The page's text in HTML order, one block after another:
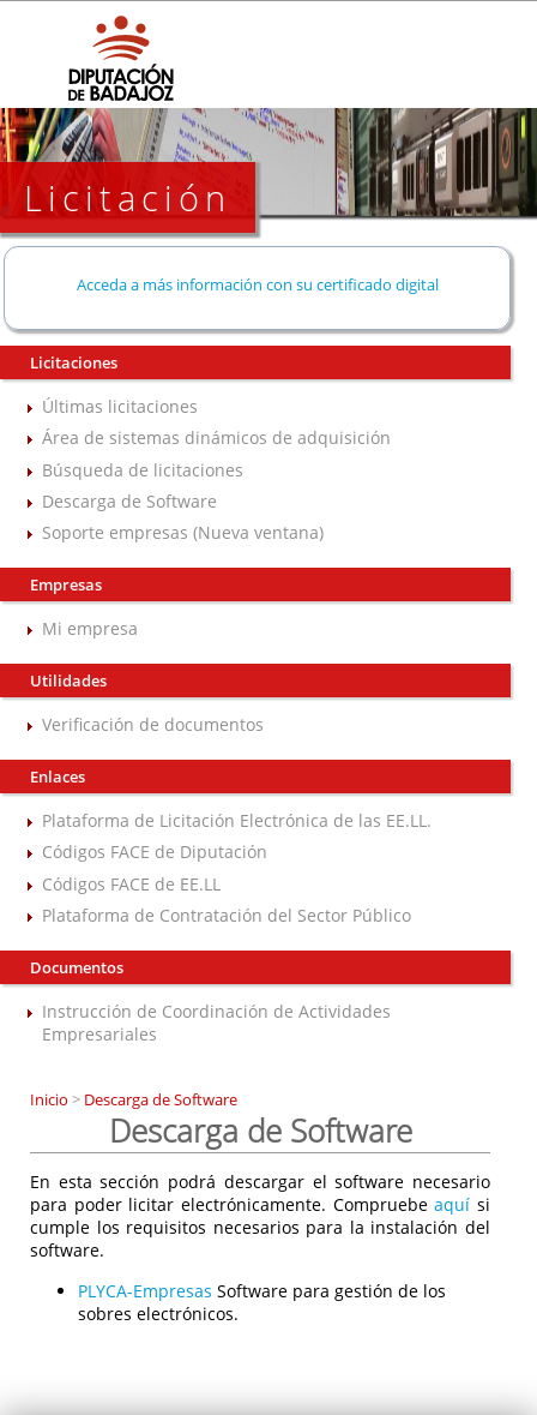
Licitación
Acceda a más información con su certificado digital
Licitaciones
Últimas licitaciones
Área de sistemas dinámicos de adquisición
Búsqueda de licitaciones
Descarga de Software
Soporte empresas (Nueva ventana)
Empresas
Mi empresa
Utilidades
Verificación de documentos
Enlaces
Plataforma de Licitación Electrónica de las EE.LL.
Códigos FACE de Diputación
Códigos FACE de EE.LL
Plataforma de Contratación del Sector Público
Documentos
Instrucción de Coordinación de Actividades
Empresariales
Inicio > Descarga de Software
Descarga de Software
En esta sección podrá descargar el software necesario
para poder licitar electrónicamente. Compruebeaquí si
cumple los requisitos necesarios para la instalación del
software.
PLYCA-Empresas Software para gestión de los
sobres electrónicos.